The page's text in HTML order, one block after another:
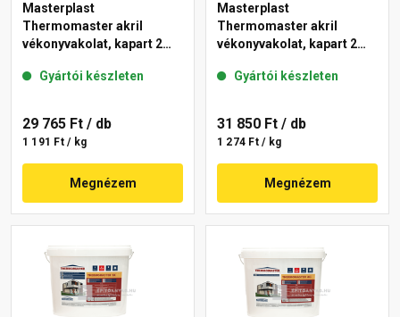
Masterplast
Thermomaster akril
vékonyvakolat, kapart 2
Gyártói készleten
29 765 Ft / db
1 191 Ft / kg
Megnézem
Masterplast
Thermomaster akril
vékonyvakolat, kapart 2
Gyártói készleten
31 850 Ft / db
1 274 Ft / kg
Megnézem